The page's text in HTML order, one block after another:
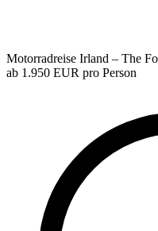
Motorradreise Irland – The
ab 1.950 EUR pro Person